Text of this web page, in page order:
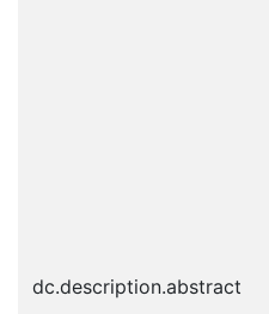
dc.description.abstract